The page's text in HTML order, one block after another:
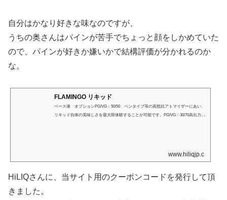
自分はかなり好きな味なのですが、
うちの奥さんはパインが苦手でちょっと顔をしかめていた
ので、パインが好きか嫌いかで結構評価が分かれるのか
な。
FLAMINGO リキッド
ベース液 オプションPG/VG：50/50 ペンタイプ等の高抵抗アトマイザーにあい、
リキッド自体の美味しさを最大限体験することが可能です。PG/VG：30/70高出力の
www.hiliqjp.com
HiLIQさんに、当サイト用のクーポンコードを発行して頂
きました。